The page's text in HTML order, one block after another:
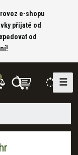
e-shopu
přijaté od
od
V
e
☰